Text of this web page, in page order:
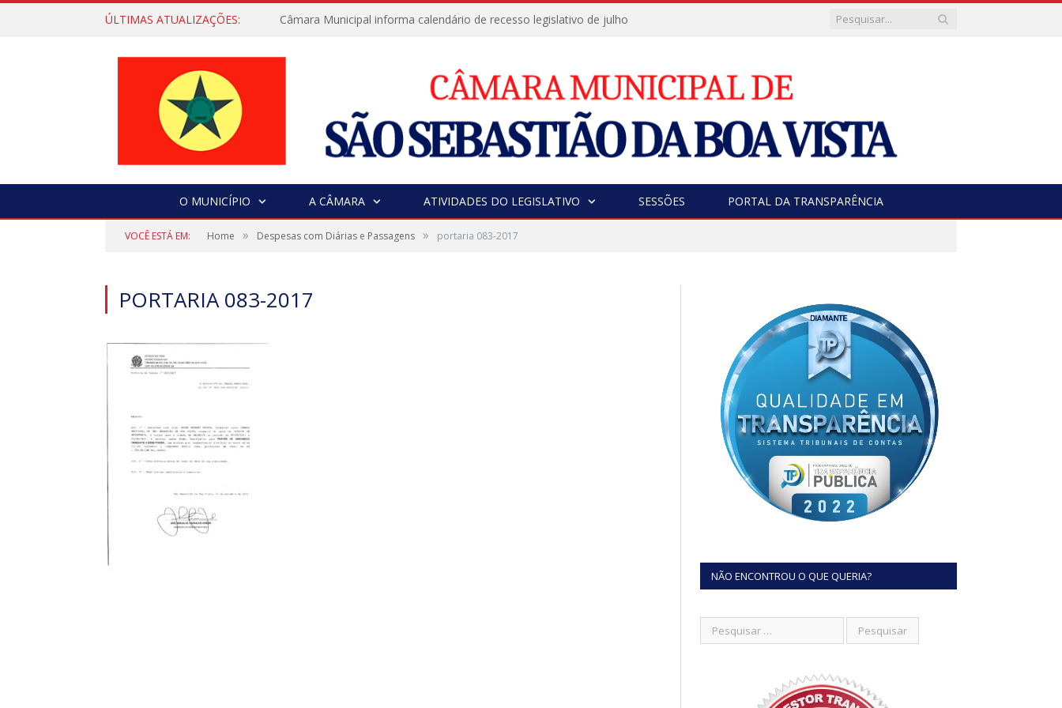
ÚLTIMAS ATUALIZAÇÕES: Câmara Municipal informa calendário de recesso legislativo de julho
O MUNICÍPIO A CÂMARA ATIVIDADES DO LEGISLATIVO SESSÕES PORTAL DA TRANSPARÊNCIA
VOCÊ ESTÁ EM: Home » Despesas com Diárias e Passagens » portaria 083-2017
PORTARIA 083-2017
NÃO ENCONTROU O QUE QUERIA?